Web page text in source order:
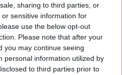
sharing to third parties, or
sensitive information for
use the below opt-out
Please note that after your
you may continue seeing
personal information utilized by
to third parties prior to